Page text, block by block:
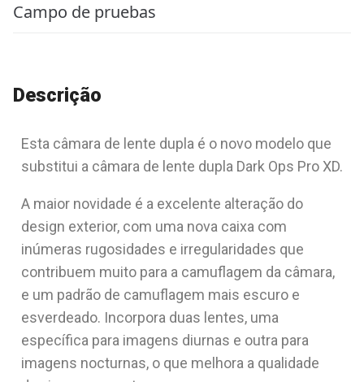
Campo de pruebas
Descrição
Esta câmara de lente dupla é o novo modelo que
substitui a câmara de lente dupla Dark Ops Pro XD.
A maior novidade é a excelente alteração do
design exterior, com uma nova caixa com
inúmeras rugosidades e irregularidades que
contribuem muito para a camuflagem da câmara,
e um padrão de camuflagem mais escuro e
esverdeado. Incorpora duas lentes, uma
específica para imagens diurnas e outra para
imagens nocturnas, o que melhora a qualidade